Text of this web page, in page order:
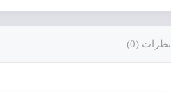
نظرات (0)